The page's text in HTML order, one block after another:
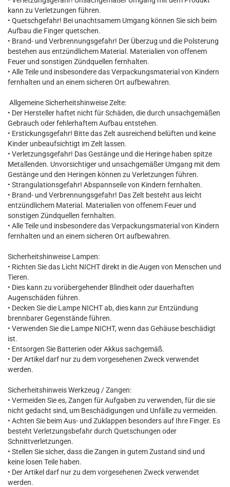
kann zu Verletzungen führen.
• Quetschgefahr! Bei unachtsamem Umgang können Sie sich beim
Aufbau die Finger quetschen.
• Brand- und Verbrennungsgefahr! Der Überzug und die Polsterung
bestehen aus entzündlichem Material. Materialien von offenem
Feuer und sonstigen Zündquellen fernhalten.
• Alle Teile und insbesondere das Verpackungsmaterial von Kindern
fernhalten und an einem sicheren Ort aufbewahren.
Allgemeine Sicherheitshinweise Zelte:
• Der Hersteller haftet nicht für Schäden, die durch unsachgemäßen
Gebrauch oder fehlerhaftem Aufbau entstehen.
• Erstickungsgefahr! Bitte das Zelt ausreichend belüften und keine
Kinder unbeaufsichtigt im Zelt lassen.
• Verletzungsgefahr! Das Gestänge und die Heringe haben spitze
Metallenden. Unvorsichtiger und unsachgemäßer Umgang mit dem
Gestänge und den Heringen können zu Verletzungen führen.
• Strangulationsgefahr! Abspannseile von Kindern fernhalten.
• Brand- und Verbrennungsgefahr! Das Zelt besteht aus leicht
entzündlichem Material. Materialien von offenem Feuer und
sonstigen Zündquellen fernhalten.
• Alle Teile und insbesondere das Verpackungsmaterial von Kindern
fernhalten und an einem sicheren Ort aufbewahren.
Sicherheitshinweise Lampen:
• Richten Sie das Licht NICHT direkt in die Augen von Menschen und
Tieren.
• Dies kann zu vorübergehender Blindheit oder dauerhaften
Augenschäden führen.
• Decken Sie die Lampe NICHT ab, dies kann zur Entzündung
brennbarer Gegenstände führen.
• Verwenden Sie die Lampe NICHT, wenn das Gehäuse beschädigt
ist.
• Entsorgen Sie Batterien oder Akkus sachgemäß.
• Der Artikel darf nur zu dem vorgesehenen Zweck verwendet
werden.
Sicherheitshinweis Werkzeug / Zangen:
• Vermeiden Sie es, Zangen für Aufgaben zu verwenden, für die sie
nicht gedacht sind, um Beschädigungen und Unfälle zu vermeiden.
• Achten Sie beim Aus- und Zuklappen besonders auf Ihre Finger. Es
besteht Verletzungsbefahr durch Quetschungen oder
Schnittverletzungen.
• Stellen Sie sicher, dass die Zangen in gutem Zustand sind und
keine losen Teile haben.
• Der Artikel darf nur zu dem vorgesehenen Zweck verwendet
werden.